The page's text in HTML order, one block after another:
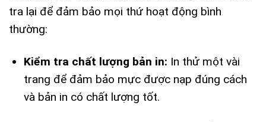
tra lại để đảm bảo mọi thứ hoạt động bình
thường:
Kiểm tra chất lượng bản in: In thử một vài
trang để đảm bảo mực được nạp đúng cách
và bản in có chất lượng tốt.